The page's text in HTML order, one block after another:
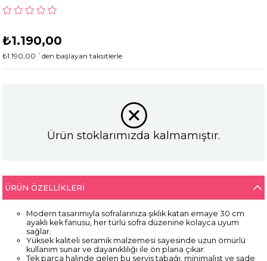
₺1.190,00
₺1.190,00 `den başlayan taksitlerle
Ürün stoklarımızda kalmamıştır.
ÜRÜN ÖZELLIKLERI
Modern tasarımıyla sofralarınıza şıklık katan emaye 30 cm
ayaklı kek fanusu, her türlü sofra düzenine kolayca uyum
sağlar.
Yüksek kaliteli seramik malzemesi sayesinde uzun ömürlü
kullanım sunar ve dayanıklılığı ile ön plana çıkar.
Tek parça halinde gelen bu servis tabağı, minimalist ve sade